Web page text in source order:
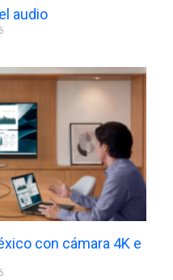
audio
con cámara 4K e